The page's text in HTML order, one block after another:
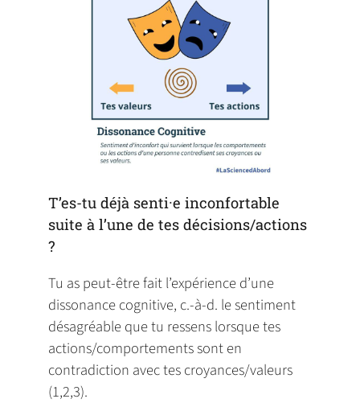
T’es-tu déjà senti·e inconfortable
suite à l’une de tes décisions/actions
?
Tu as peut-être fait l’expérience d’une
dissonance cognitive, c.-à-d. le sentiment
désagréable que tu ressens lorsque tes
actions/comportements sont en
contradiction avec tes croyances/valeurs
(1,2,3).